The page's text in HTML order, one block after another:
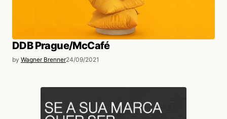
DDB Prague/McCafé
by Wagner Brenner24/09/2021